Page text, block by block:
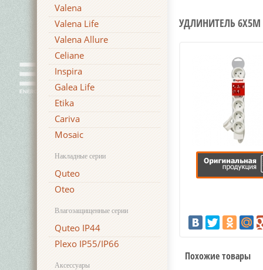
Valena
Valena Life
Valena Allure
Celiane
Inspira
Galea Life
Etika
Cariva
Mosaic
Накладные серии
Quteo
Oteo
Влагозащищенные серии
Quteo IP44
Plexo IP55/IP66
Аксессуары
УДЛИНИТЕЛЬ 6Х5М
Похожие товары